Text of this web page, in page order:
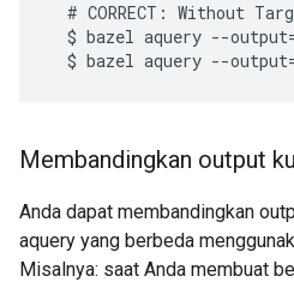
# CORRECT: Without
$ bazel aquery --
Membandingkan output
Anda dapat membandingkan
aquery yang berbeda
Misalnya: saat Anda membuat